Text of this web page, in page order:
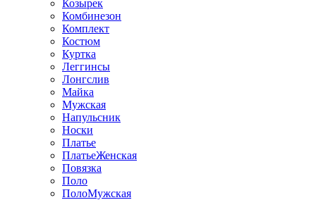
Козырек
Комбинезон
Комплект
Костюм
Куртка
Леггинсы
Лонгслив
Майка
Мужская
Напульсник
Носки
Платье
ПлатьеЖенская
Повязка
Поло
ПолоМужская